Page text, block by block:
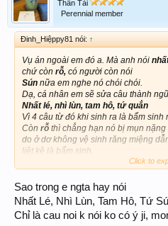
Thần Tài
Perennial member
Đinh_Hiệppy81 nói: ↑
Vụ án ngoài em đó a. Mà anh nói
chứ còn rỗ, có người còn nói
Sún nữa em nghe nó chói chói.
Dạ, cá nhân em sẽ sửa câu thành
Nhất lé, nhì lùn, tam hô, tứ quắn
Vì 4 câu từ đó khi sinh ra là bẩm sinh
Còn rỗ thì chẳng hạn nó bị mụn
do ở dơ không vệ sinh răng miệng
liệt kê là bẩm sinh.
Dạ, đó là riêng cá nhân em nha.
thằnglùn. Haha. 2 thằng đó nguy
Click to
Sao trong e ngta hay nói
Nhất Lé, Nhì Lùn, Tam Hô, Tứ
Chỉ là cau noi k nói ko có ý ji,